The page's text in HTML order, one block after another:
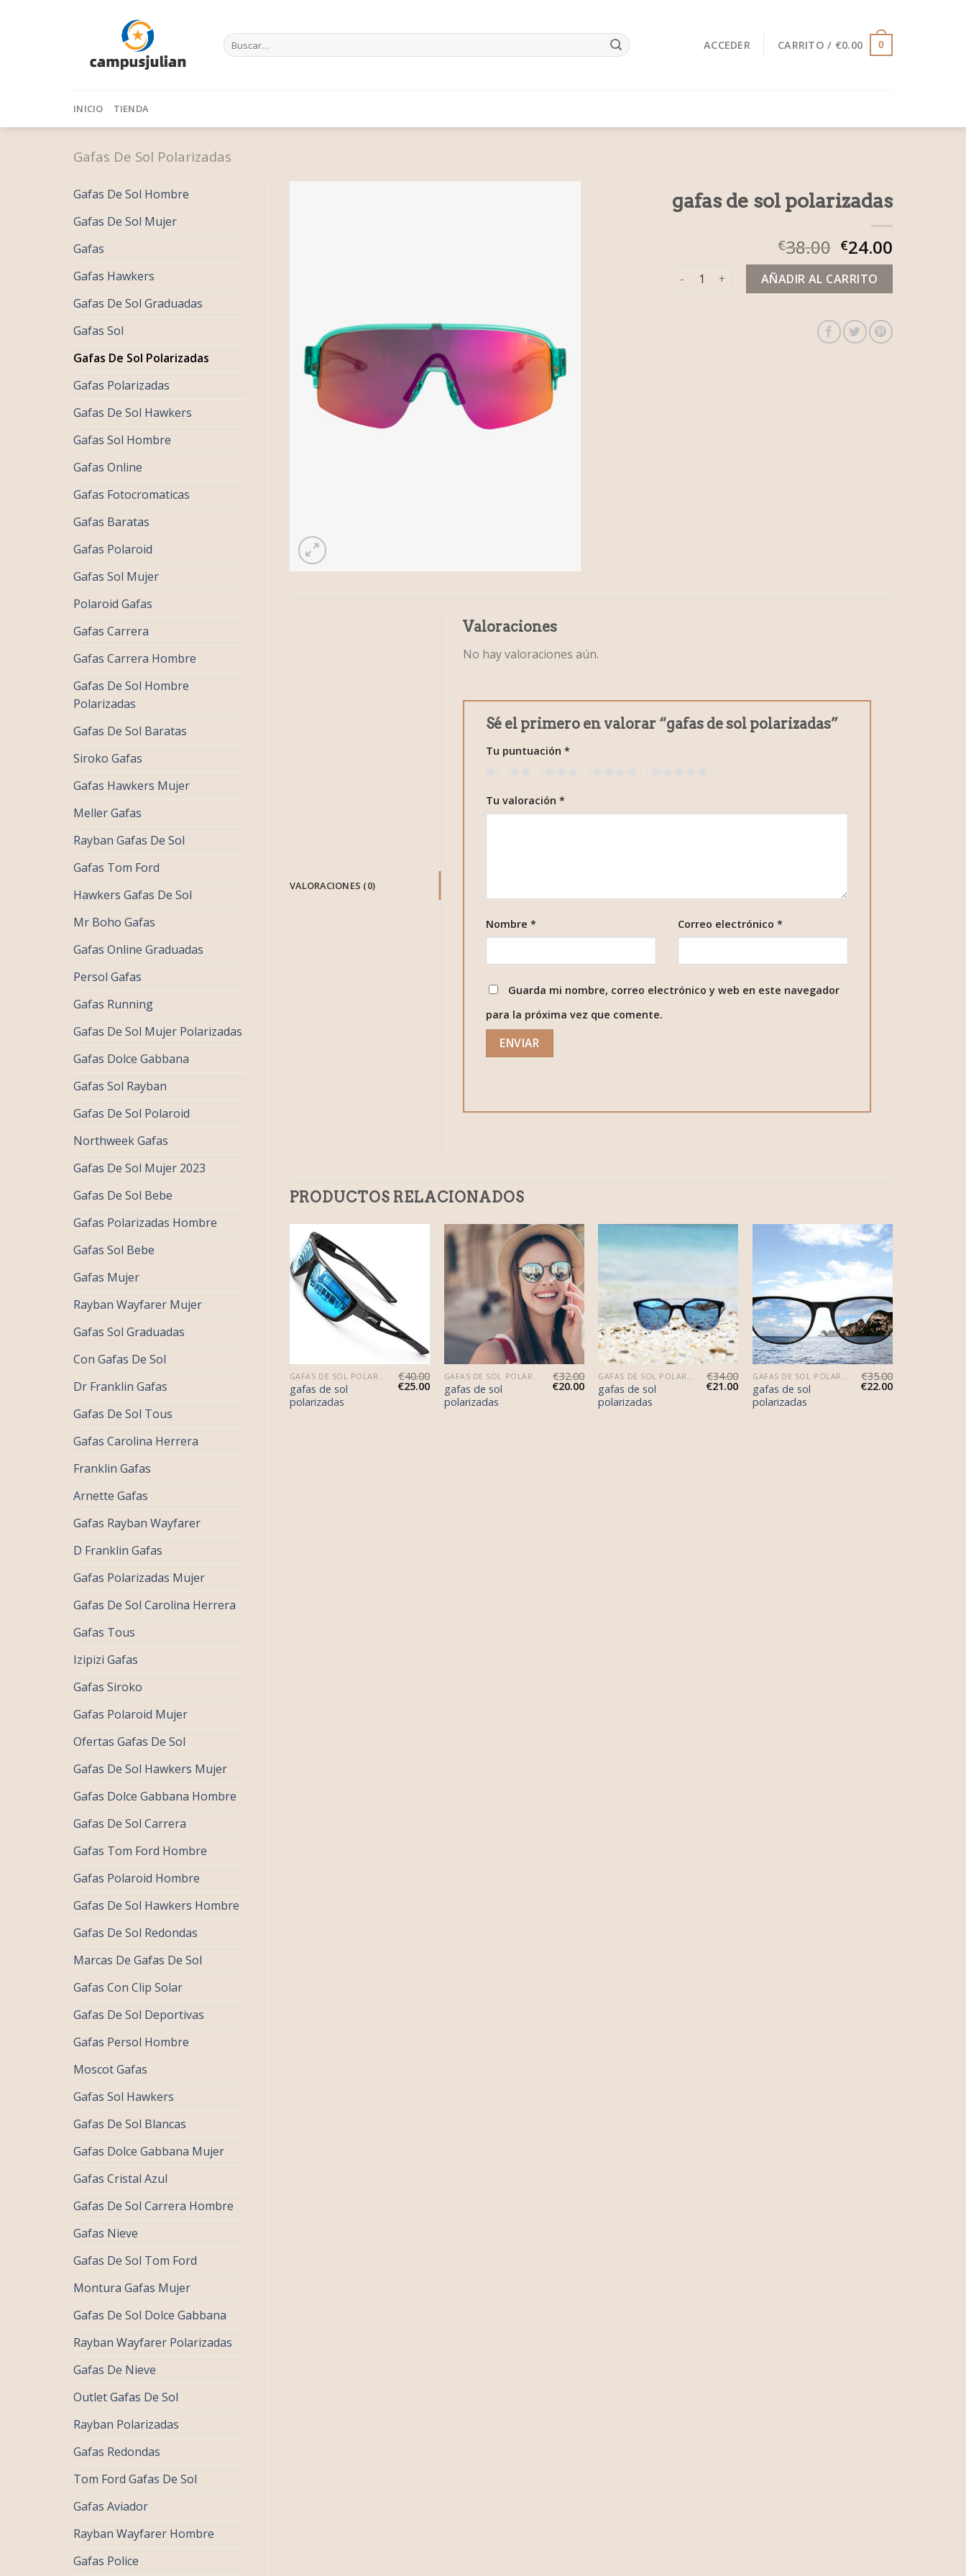
Buscar
por:
ACCEDER CARRITO / €0.00 0
INICIO TIENDA
Gafas De Sol Polarizadas
Gafas De Sol Hombre
Gafas De Sol Mujer
Gafas
Gafas Hawkers
Gafas De Sol Graduadas
Gafas Sol
Gafas De Sol Polarizadas
Gafas Polarizadas
Gafas De Sol Hawkers
Gafas Sol Hombre
Gafas Online
Gafas Fotocromaticas
Gafas Baratas
Gafas Polaroid
Gafas Sol Mujer
Polaroid Gafas
Gafas Carrera
Gafas Carrera Hombre
Gafas De Sol Hombre
Polarizadas
Gafas De Sol Baratas
Siroko Gafas
Gafas Hawkers Mujer
Meller Gafas
Rayban Gafas De Sol
Gafas Tom Ford
Hawkers Gafas De Sol
Mr Boho Gafas
Gafas Online Graduadas
Persol Gafas
Gafas Running
Gafas De Sol Mujer Polarizadas
Gafas Dolce Gabbana
Gafas Sol Rayban
Gafas De Sol Polaroid
Northweek Gafas
Gafas De Sol Mujer 2023
Gafas De Sol Bebe
Gafas Polarizadas Hombre
Gafas Sol Bebe
Gafas Mujer
Rayban Wayfarer Mujer
Gafas Sol Graduadas
Con Gafas De Sol
Dr Franklin Gafas
Gafas De Sol Tous
Gafas Carolina Herrera
Franklin Gafas
Arnette Gafas
Gafas Rayban Wayfarer
D Franklin Gafas
Gafas Polarizadas Mujer
Gafas De Sol Carolina Herrera
Gafas Tous
Izipizi Gafas
Gafas Siroko
Gafas Polaroid Mujer
Ofertas Gafas De Sol
Gafas De Sol Hawkers Mujer
Gafas Dolce Gabbana Hombre
Gafas De Sol Carrera
Gafas Tom Ford Hombre
Gafas Polaroid Hombre
Gafas De Sol Hawkers Hombre
Gafas De Sol Redondas
Marcas De Gafas De Sol
Gafas Con Clip Solar
Gafas De Sol Deportivas
Gafas Persol Hombre
Moscot Gafas
Gafas Sol Hawkers
Gafas De Sol Blancas
Gafas Dolce Gabbana Mujer
Gafas Cristal Azul
Gafas De Sol Carrera Hombre
Gafas Nieve
Gafas De Sol Tom Ford
Montura Gafas Mujer
Gafas De Sol Dolce Gabbana
Rayban Wayfarer Polarizadas
Gafas De Nieve
Outlet Gafas De Sol
Rayban Polarizadas
Gafas Redondas
Tom Ford Gafas De Sol
Gafas Aviador
Rayban Wayfarer Hombre
Gafas Police
gafas de sol polarizadas
€38.00 €24.00
gafas de sol polarizadas cantidad
AÑADIR AL CARRITO
VALORACIONES (0)
Valoraciones
No hay valoraciones aún.
Sé el primero en valorar “gafas de sol polarizadas”
Tu puntuación *
Tu valoración *
Nombre * Correo electrónico *
Guarda mi nombre, correo electrónico y web en este navegador
para la próxima vez que comente.
PRODUCTOS RELACIONADOS
gafas de sol
polarizadas
€40.00
€25.00
gafas de sol
polarizadas
€32.00
€20.00
gafas de sol
polarizadas
€34.00
€21.00
gafas de sol
polarizadas
€35.00
€22.00
€20.00
gafas de sol